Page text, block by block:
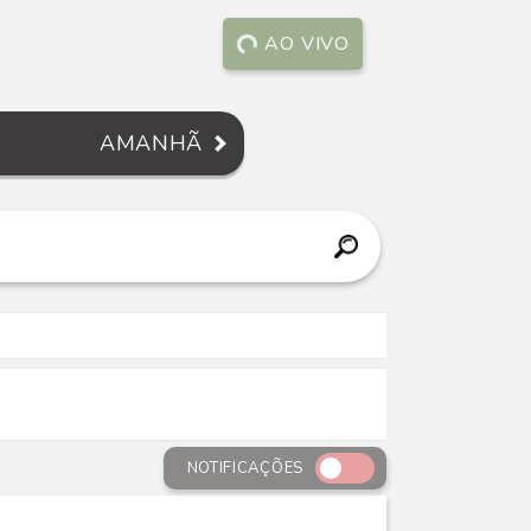
AO VIVO
AMANHÃ
NOTIFICAÇÕES